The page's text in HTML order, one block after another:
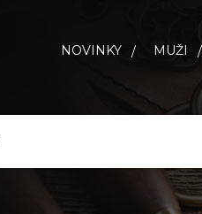
NOVINKY MUŽI